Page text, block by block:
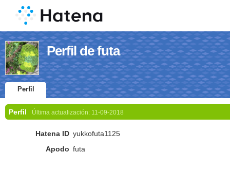
Perfil de futa
Perfil
Perfil Última actualización: 11-09-2018
Hatena ID yukkofuta1125
Apodo futa